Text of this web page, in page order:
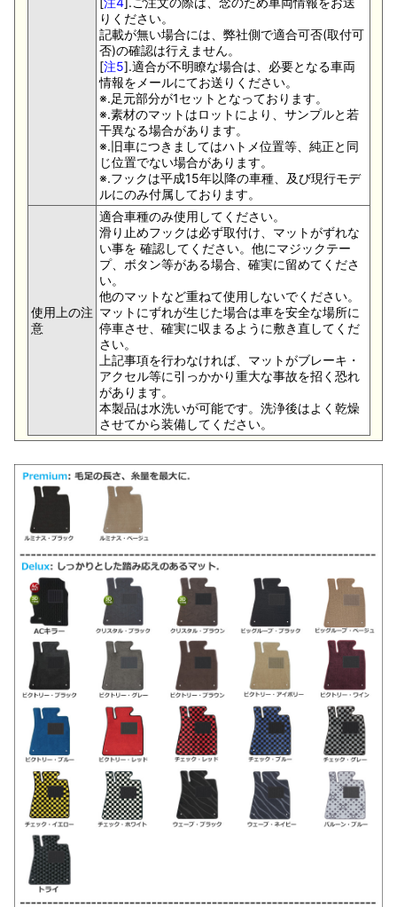
りください。
記載が無い場合には、弊社側で適合可否(取付可
否)の確認は行えません。
[注5].適合が不明瞭な場合は、必要となる車両
情報をメールにてお送りください。
※.足元部分が1セットとなっております。
※.素材のマットはロットにより、サンプルと若
干異なる場合があります。
※.旧車につきましてはハトメ位置等、純正と同
じ位置でない場合があります。
※.フックは平成15年以降の車種、及び現行モデ
ルにのみ付属しております。
使用上の注
意
適合車種のみ使用してください。
滑り止めフックは必ず取付け、マットがずれな
い事を 確認してください。他にマジックテー
プ、ボタン等がある場合、確実に留めてくださ
い。
他のマットなど重ねて使用しないでください。
マットにずれが生じた場合は車を安全な場所に
停車させ、確実に収まるように敷き直してくだ
さい。
上記事項を行わなければ、マットがブレーキ・
アクセル等に引っかかり重大な事故を招く恐れ
があります。
本製品は水洗いが可能です。洗浄後はよく乾燥
させてから装備してください。